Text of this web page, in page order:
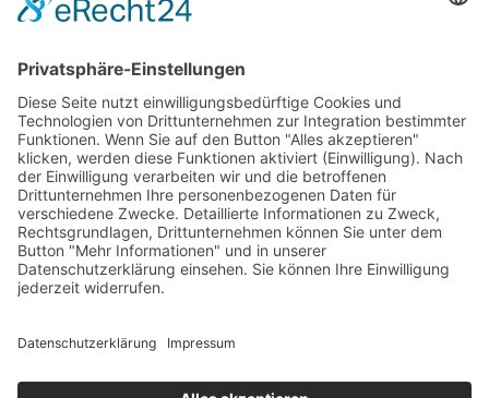
Häufig gesucht
Kontakt
Werkstatt-Termin
Beratungstermin
Probefahrt vereinbaren
Stellenangebote